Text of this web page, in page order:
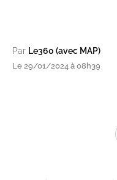
Par Le360 (avec MAP)
Le 29/01/2024 à 08h39